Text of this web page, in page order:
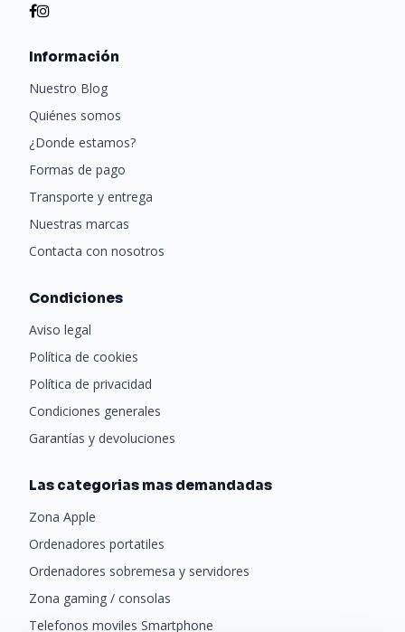
Información
Nuestro Blog
Quiénes somos
¿Donde estamos?
Formas de pago
Transporte y entrega
Nuestras marcas
Contacta con nosotros
Condiciones
Aviso legal
Política de cookies
Política de privacidad
Condiciones generales
Garantías y devoluciones
Las categorias mas demandadas
Zona Apple
Ordenadores portatiles
Ordenadores sobremesa y servidores
Zona gaming / consolas
Telefonos moviles Smartphone